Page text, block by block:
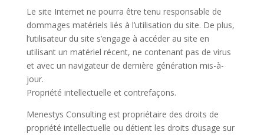
Le site Internet ne pourra être tenu responsable de
dommages matériels liés à l’utilisation du site. De plus,
l’utilisateur du site s’engage à accéder au site en
utilisant un matériel récent, ne contenant pas de virus
et avec un navigateur de dernière génération mis-à-
jour.
Propriété intellectuelle et contrefaçons.
Menestys Consulting est propriétaire des droits de
propriété intellectuelle ou détient les droits d’usage sur